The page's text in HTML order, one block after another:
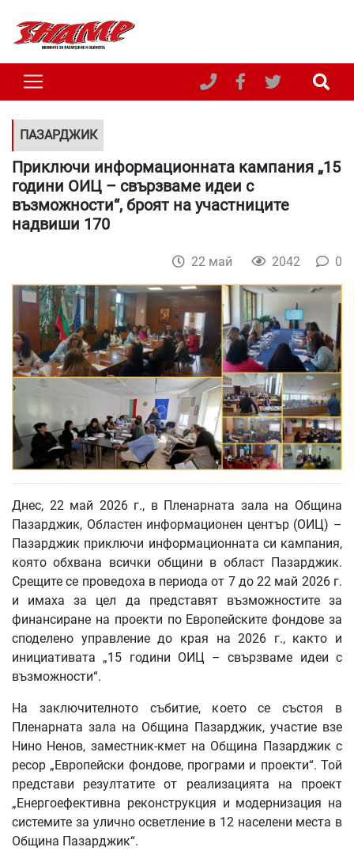
ПАЗАРДЖИК
Приключи информационната кампания „15
години ОИЦ – свързваме идеи с
възможности“, броят на участниците
надвиши 170
22 май 2042 0
Днес, 22 май 2026 г., в Пленарната зала на Община
Пазарджик, Областен информационен център (ОИЦ) –
Пазарджик приключи информационната си кампания,
която обхвана всички общини в област Пазарджик.
Срещите се проведоха в периода от 7 до 22 май 2026 г.
и имаха за цел да представят възможностите за
финансиране на проекти по Европейските фондове за
споделено управление до края на 2026 г., както и
инициативата „15 години ОИЦ – свързваме идеи с
възможности“.
На заключителното събитие, което се състоя в
Пленарната зала на Община Пазарджик, участие взе
Нино Ненов, заместник-кмет на Община Пазарджик с
ресор „Европейски фондове, програми и проекти“. Той
представи резултатите от реализацията на проект
„Енергоефективна реконструкция и модернизация на
системите за улично осветление в 12 населени места в
Община Пазарджик“.